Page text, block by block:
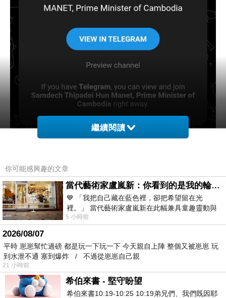
繼續閱讀
你可能感興趣的文章
當代藝術家盧嵐新：你看到的是我的輪廓，還是你的故事？——藏在藍色裡的希望與光
💙 「我把自己藏在藍色裡，卻把希望留在光
裡。」 當代藝術家盧嵐新在此幅兼具童趣靈動與
抽象韻味的新作中，用湛藍的羽翼般色塊包覆著
5 小時前
2026/08/07
平時 崽崽幫忙過磅 都是玩一下玩一下 今天親自上陣 整個又被崽崽 玩
到水泄不通 塞到爆炸 / 不過從崽崽自己親
21 小時前
希伯來書 - 堅守盼望
希伯來書10:19-10:25 10:19弟兄們、我們既因耶